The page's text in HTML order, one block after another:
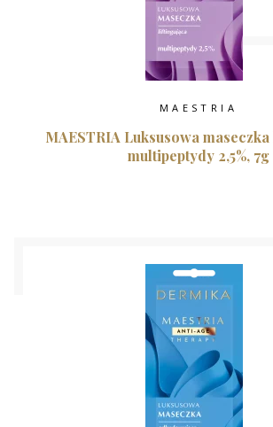
MAESTRIA
MAESTRIA Luksusowa
multipeptydy 2,5%, 7g